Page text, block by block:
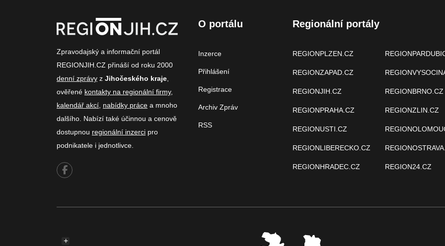
Zpravodajský a informační portál
REGIONJIH.CZ přináší od roku 2000
denní zprávy z Jihočeského kraje
ověřené kontakty na regionální firmy,
kalendář akcí nabídky práce a mnoho
dalšího. Nabízí také účinnou a cenově
dostupnou regionální inzerci pro
podnikatele i jednotlivce.
O portálu
Inzerce
Přihlášení
Registrace
Archiv Zpráv
RSS
Regionální portály
REGIONPLZEN.CZ
REGIONZAPAD.CZ
REGIONJIH.CZ
REGIONPRAHA.CZ
REGIONUSTI.CZ
REGIONLIBERECKO.CZ
REGIONHRADEC.CZ
REGIONBRNO.CZ
REGIONZLIN.CZ
REGION24.CZ
+